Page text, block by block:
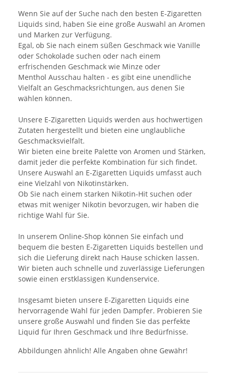
Wenn Sie auf der Suche nach den besten E-Zigaretten
Liquids sind, haben Sie eine große Auswahl an Aromen
und Marken zur Verfügung.
Egal, ob Sie nach einem süßen Geschmack wie Vanille
oder Schokolade suchen oder nach einem
erfrischenden Geschmack wie Minze oder
Menthol Ausschau halten - es gibt eine unendliche
Vielfalt an Geschmacksrichtungen, aus denen Sie
wählen können.
Unsere E-Zigaretten Liquids werden aus hochwertigen
Zutaten hergestellt und bieten eine unglaubliche
Geschmacksvielfalt.
Wir bieten eine breite Palette von Aromen und Stärken,
damit jeder die perfekte Kombination für sich findet.
Unsere Auswahl an E-Zigaretten Liquids umfasst auch
eine Vielzahl von Nikotinstärken.
Ob Sie nach einem starken Nikotin-Hit suchen oder
etwas mit weniger Nikotin bevorzugen, wir haben die
richtige Wahl für Sie.
In unserem Online-Shop können Sie einfach und
bequem die besten E-Zigaretten Liquids bestellen und
sich die Lieferung direkt nach Hause schicken lassen.
Wir bieten auch schnelle und zuverlässige Lieferungen
sowie einen erstklassigen Kundenservice.
Insgesamt bieten unsere E-Zigaretten Liquids eine
hervorragende Wahl für jeden Dampfer. Probieren Sie
unsere große Auswahl und finden Sie das perfekte
Liquid für Ihren Geschmack und Ihre Bedürfnisse.
Abbildungen ähnlich! Alle Angaben ohne Gewähr!